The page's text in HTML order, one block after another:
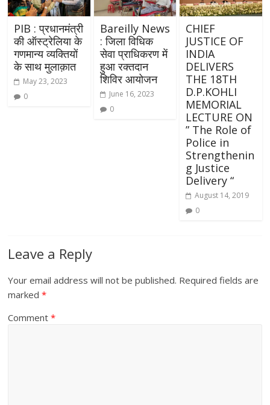
PIB : प्रधानमंत्री
की ऑस्ट्रेलिया के
गणमान्य व्यक्तियों
के साथ मुलाक़ात
May 23, 2023
0
Bareilly News
: जिला विधिक
सेवा प्राधिकरण में
हुआ रक्तदान
शिविर आयोजन
June 16, 2023
0
CHIEF
JUSTICE OF
INDIA
DELIVERS
THE 18TH
D.P.KOHLI
MEMORIAL
LECTURE ON
” The Role of
Police in
Strengthenin
g Justice
Delivery “
August 14, 2019
0
Leave a Reply
Your email address will not be published. Required fields are
marked*
Comment*